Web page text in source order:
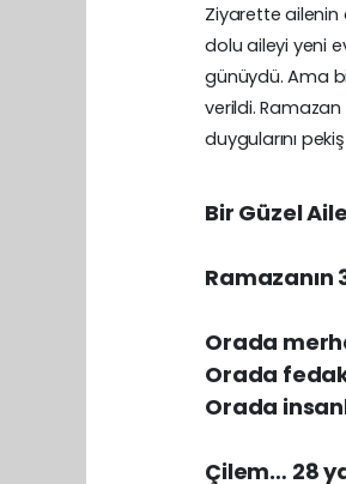
Ziyarette ailenin
dolu aileyi yeni
günüydü. Ama
verildi.
duygularını
Bir Güzel
Ramazanın
Orada
Orada
Orada
Çilem… 28